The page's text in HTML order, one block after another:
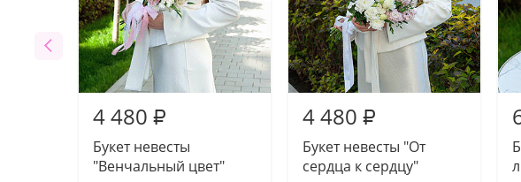
4 480 ₽
Букет невесты
"Венчальный цвет"
4 480 ₽
Букет невесты "От
сердца к сердцу"